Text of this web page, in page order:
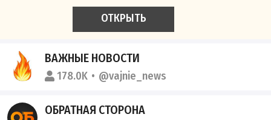
ОТКРЫТЬ
ВАЖНЫЕ НОВОСТИ
178.0K @vajnie_news
ОБРАТНАЯ СТОРОНА